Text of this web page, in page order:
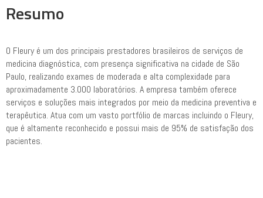
Resumo
O Fleury é um dos principais prestadores brasileiros de serviços de
medicina diagnóstica, com presença significativa na cidade de São
Paulo, realizando exames de moderada e alta complexidade para
aproximadamente 3.000 laboratórios. A empresa também oferece
serviços e soluções mais integrados por meio da medicina preventiva e
terapêutica. Atua com um vasto portfólio de marcas incluindo o Fleury,
que é altamente reconhecido e possui mais de 95% de satisfação dos
pacientes.